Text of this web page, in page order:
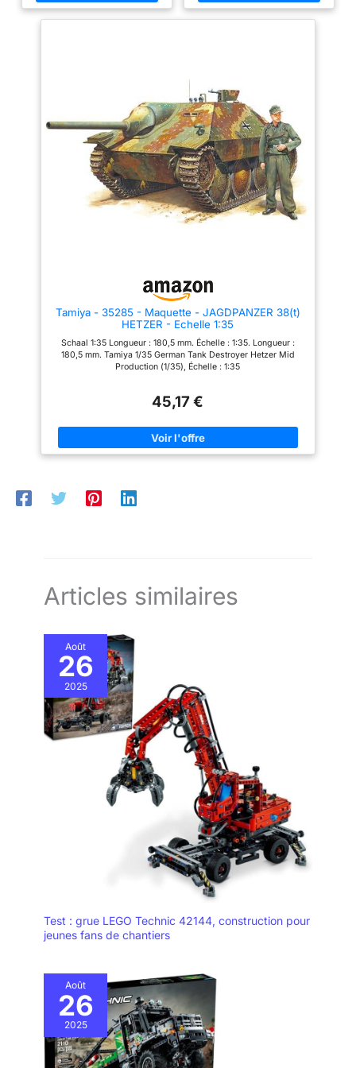
Les instructions de montage
colle et les peintures ne sont
pas inclus dans la livraison du
kit en plastique. Ceux-ci
doivent être achetés en option.
accompagné d'une notice de
pièces ajustées doivent être
assemblées. La peinture des
pièces peut être réalisée selon
vos propres idées. Les outils, la
colle et les peintures ne sont
pas inclus dans la livraison du
kit en plastique. Ceux-ci
doivent être achetés en option.
Tamiya - 35285 - Maquette - JAGDPANZER 38(t)
HETZER - Echelle 1:35
Schaal 1:35 Longueur : 180,5 mm. Échelle : 1:35. Longueur :
180,5 mm. Tamiya 1/35 German Tank Destroyer Hetzer Mid
Production (1/35), Échelle : 1:35
45,17 €
Articles similaires
Août
26
2025
Test : grue LEGO Technic 42144, construction pour
jeunes fans de chantiers
Août
26
2025